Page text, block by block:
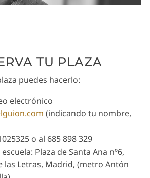
TU PLAZA
puedes hacerlo:
electrónico
(indicando tu nombre,
o al 685 898 329
Plaza de Santa Ana nº6,
las Letras, Madrid, (metro Antón